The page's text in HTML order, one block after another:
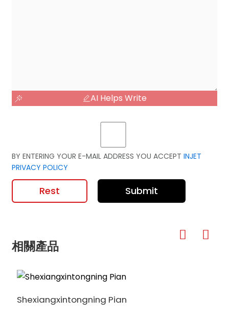
AI Helps Write
BY ENTERING YOUR E-MAIL ADDRESS YOU ACCEPT INJET
PRIVACY POLICY
Rest Submit
相關產品
Shexiangxintongning Pian